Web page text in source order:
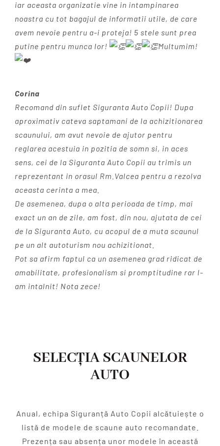
iar aceasta organizatie vine in intampinarea
noastra cu tot bagajul de informatii utile, de care
avem nevoie pentru a-i proteja! 5 stele sunt prea
putine pentru munca lor!
Multumim!
Corina
Recomand din suflet Siguranta Auto Copii! Dupa
aproximativ cateva saptamani de la achizitionarea
scaunului, am avut nevoie de ajutor pentru
reglarea acestuia in pozitia de somn si, in aces
sens, cei de la Siguranta Auto Copii au trimis un
reprezentant in orasul Rm.Valcea pentru a rezolva
aceasta cerinta a mea.
De asemenea, dupa o alta perioada de timp, mai
exact un an de zile, am fost, din nou, ajutata de cei
de la Siguranta Auto, cu acopul de a muta scaunul
pe un alt autoturism nou achizitionat.
Pot sa afirm faptul ca un asemenea grad ridicat de
amabilitate, profesionalism si promptitudine rar l-
am intalnit! Nota zece!
SELECȚIA SCAUNELOR
AUTO
Anual, echipa Siguranță Auto Copii alcătuiește o
listă de modele de scaune auto recomandate.
Prezența sau absența unor modele în această